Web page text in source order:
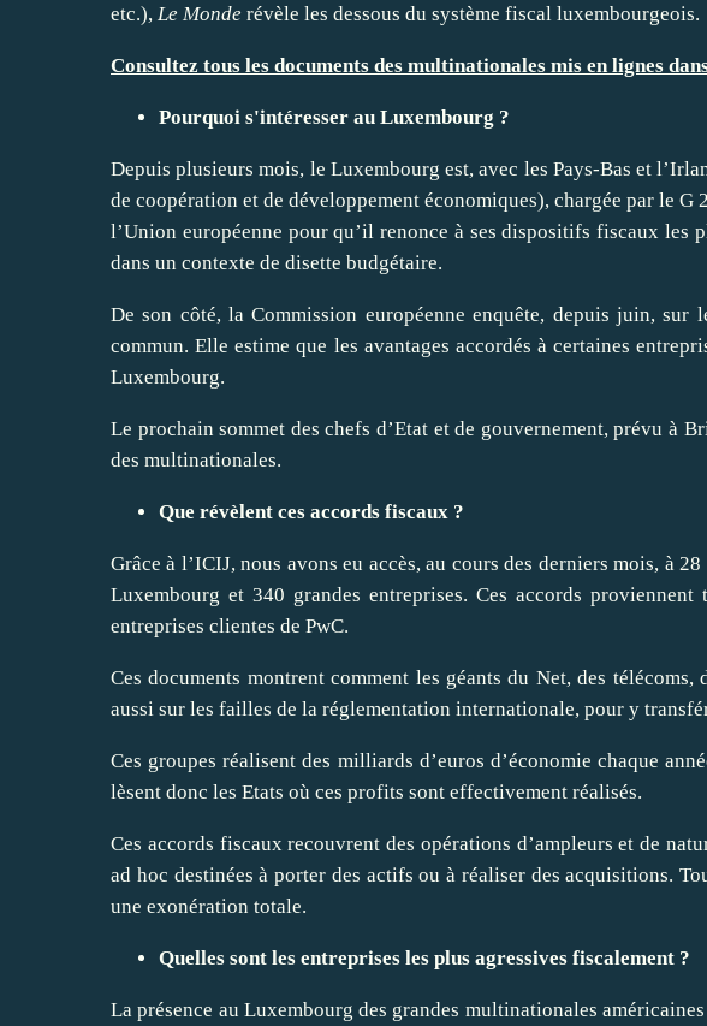
etc.), Le Monde révèle les dessous du système fiscal luxembourgeois.
Consultez tous les documents des multinationales mis en lignes
Pourquoi s'intéresser au Luxembourg ?
Depuis plusieurs mois, le Luxembourg est, avec les Pays-Bas et l’
de coopération et de développement économiques), chargée par le G
l’Union européenne pour qu’il renonce à ses dispositifs fiscaux les
dans un contexte de disette budgétaire.
De son côté, la Commission européenne enquête, depuis juin,
commun. Elle estime que les avantages accordés à certaines
Luxembourg.
Le prochain sommet des chefs d’Etat et de gouvernement, prévu à
des multinationales.
Que révèlent ces accords fiscaux ?
Grâce à l’ICIJ, nous avons eu accès, au cours des derniers mois, à
Luxembourg et 340 grandes entreprises. Ces accords
entreprises clientes de PwC.
Ces documents montrent comment les géants du Net, des
aussi sur les failles de la réglementation internationale, pour y
Ces groupes réalisent des milliards d’euros d’économie chaque
lèsent donc les Etats où ces profits sont effectivement réalisés.
Ces accords fiscaux recouvrent des opérations d’ampleurs et de
ad hoc destinées à porter des actifs ou à réaliserdes acquisitions.
une exonération totale.
Quelles sont les entreprises les plus agressives fiscalement ?
La présence au Luxembourg des grandes multinationales